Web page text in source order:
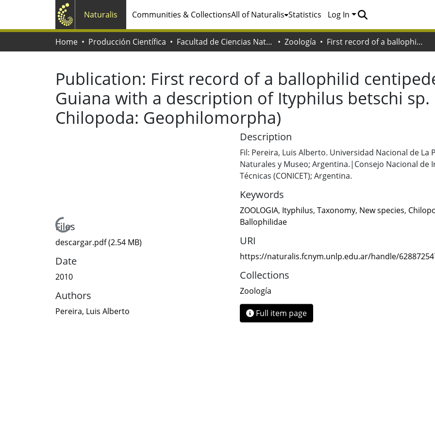
Naturalis Communities & CollectionsAll of Naturalis Statistics Log In
Home Producción Científica Facultad de Ciencias Naturales y Museo Zoología First record of a ballophilid centipede from French Guiana with a description of Ityphilus betschi sp. nov. (Myriapoda: Chilopoda: Geophilomorpha)
Publication: First record of a ballophilid
Guiana with a description of Ityphilus betschi
Chilopoda: Geophilomorpha)
Loading...
Files
descargar.pdf(2.54 MB)
Date
2010
Authors
Pereira, Luis Alberto
Description
Fil: Pereira, Luis Alberto. Universidad Nacional de La
Naturales y Museo; Argentina.|Consejo Nacional de
Técnicas (CONICET); Argentina.
Keywords
ZOOLOGIA, Ityphilus, Taxonomy, New species,
Ballophilidae
URI
https://naturalis.fcnym.unlp.edu.ar/handle/
Collections
Zoología
Full item page